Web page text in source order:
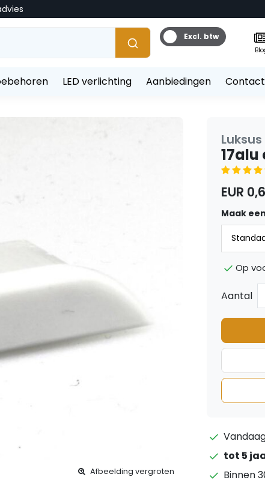
Excl. btw
LED verlichting Aanbiedingen
Afbeelding vergroten
EUR
Maak
Op
Aantal
tot 5
Binnen